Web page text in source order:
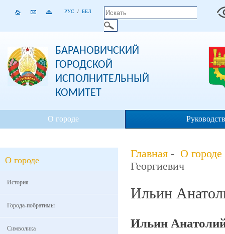
РУС / БЕЛ
БАРАНОВИЧСКИЙ
ГОРОДСКОЙ
ИСПОЛНИТЕЛЬНЫЙ
КОМИТЕТ
О городе
О городе
История
Города-побратимы
Символика
Главная - О городе
Георгиевич
Ильин
Ильин